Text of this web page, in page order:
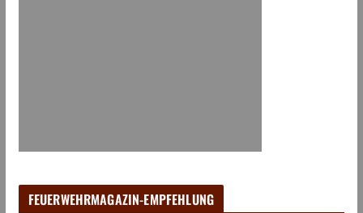
FEUERWEHRMAGAZIN-EMPFEHLUNG